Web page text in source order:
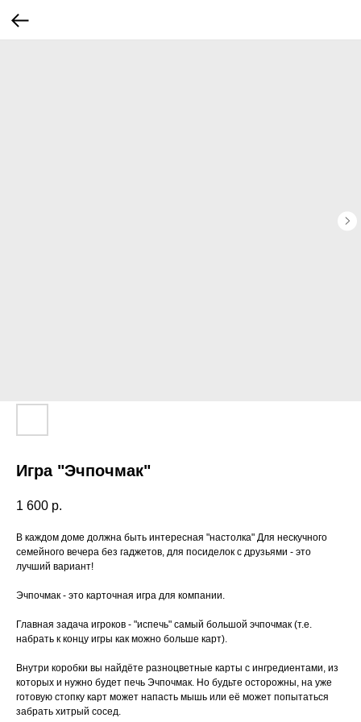
Игра "Эчпочмак"
1 600 р.
В каждом доме должна быть интересная "настолка" Для нескучного
семейного вечера без гаджетов, для посиделок с друзьями - это
лучший вариант!
Эчпочмак - это карточная игра для компании.
Главная задача игроков - "испечь" самый большой эчпочмак (т.е.
набрать к концу игры как можно больше карт).
Внутри коробки вы найдёте разноцветные карты с ингредиентами, из
которых и нужно будет печь Эчпочмак. Но будьте осторожны, на уже
готовую стопку карт может напасть мышь или её может попытаться
забрать хитрый сосед.